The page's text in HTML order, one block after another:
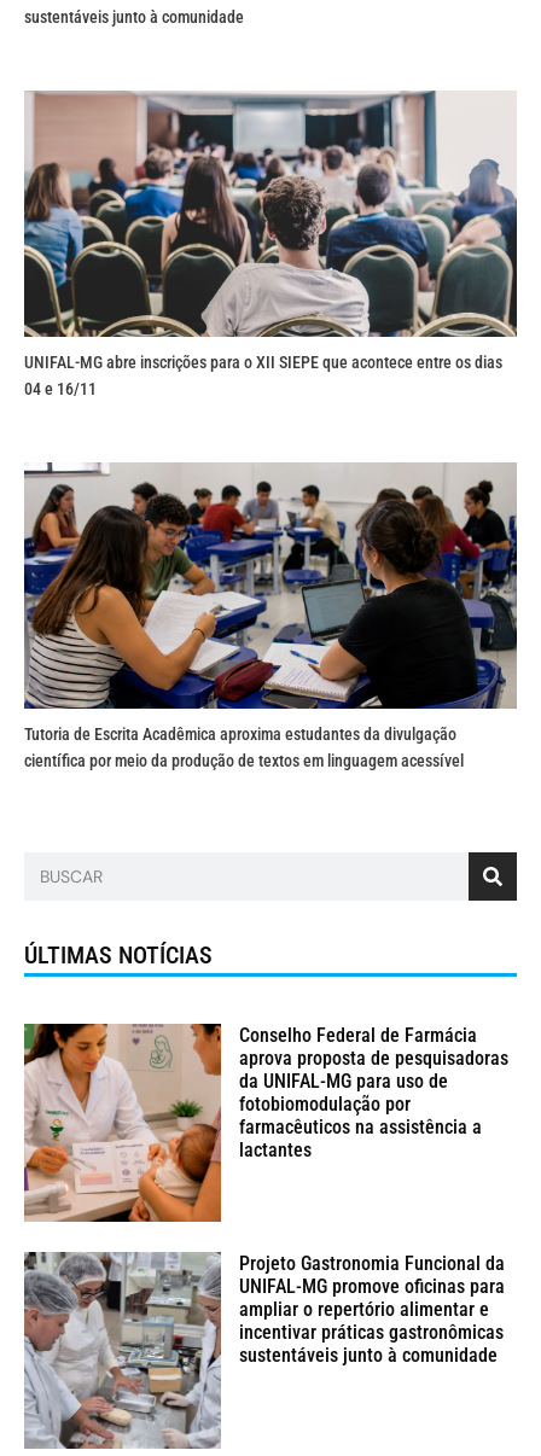
sustentáveis junto à comunidade
UNIFAL-MG abre inscrições para o XII SIEPE que acontece entre os dias
04 e 16/11
Tutoria de Escrita Acadêmica aproxima estudantes da divulgação
científica por meio da produção de textos em linguagem acessível
ÚLTIMAS NOTÍCIAS
Conselho Federal de Farmácia
aprova proposta de pesquisadoras
da UNIFAL-MG para uso de
fotobiomodulação por
farmacêuticos na assistência a
lactantes
Projeto Gastronomia Funcional da
UNIFAL-MG promove oficinas para
ampliar o repertório alimentar e
incentivar práticas gastronômicas
sustentáveis junto à comunidade